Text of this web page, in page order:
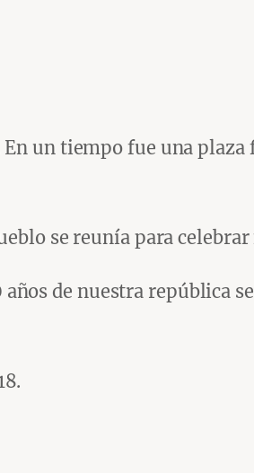
En un tiempo fue una plaza
se reunía para celebrar
de nuestra república